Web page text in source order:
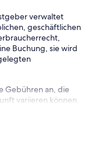
verwaltet
geschäftlichen
Buchung, sie wird
Gebühren an, die
variieren können.